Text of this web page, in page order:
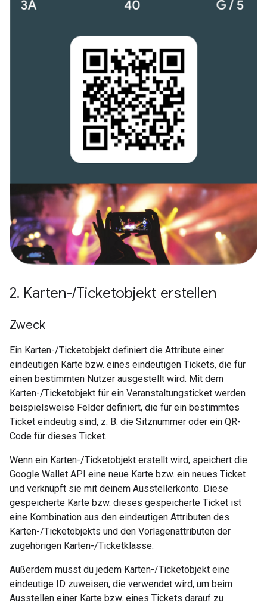
2. Karten-/Ticketobjekt erstellen
Zweck
Ein Karten-/Ticketobjekt definiert die Attribute einer
eindeutigen Karte bzw. eines eindeutigen Tickets, die für
einen bestimmten Nutzer ausgestellt wird. Mit dem
Karten-/Ticketobjekt für ein Veranstaltungsticket werden
beispielsweise Felder definiert, die für ein bestimmtes
Ticket eindeutig sind, z. B. die Sitznummer oder ein QR-
Code für dieses Ticket.
Wenn ein Karten-/Ticketobjekt erstellt wird, speichert die
Google Wallet API eine neue Karte bzw. ein neues Ticket
und verknüpft sie mit deinem Ausstellerkonto. Diese
gespeicherte Karte bzw. dieses gespeicherte Ticket ist
eine Kombination aus den eindeutigen Attributen des
Karten-/Ticketobjekts und den Vorlagenattributen der
zugehörigen Karten-/Ticketklasse.
Außerdem musst du jedem Karten-/Ticketobjekt eine
eindeutige ID zuweisen, die verwendet wird, um beim
Ausstellen einer Karte bzw. eines Tickets darauf zu